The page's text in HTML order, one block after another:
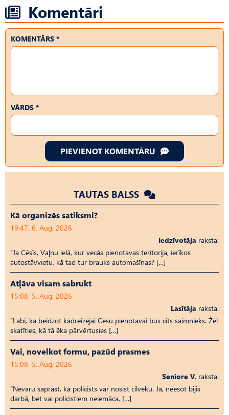
Komentāri
KOMENTĀRS *
VĀRDS *
PIEVIENOT KOMENTĀRU
TAUTAS BALSS
Kā organizēs satiksmi?
19:47, 6. Aug, 2026
Iedzīvotāja raksta:
“Ja Cēsīs, Vaļņu ielā, kur vecās pienotavas teritorija, ierīkos
autostāvvietu, kā tad tur brauks automašīnas? […]
Atļāva visam sabrukt
15:08, 5. Aug, 2026
Lasītāja raksta:
“Labi, ka beidzot kādreizējai Cēsu pienotavai būs cits saimnieks. Žēl
skatīties, kā tā ēka pārvērtusies […]
Vai, novelkot formu, pazūd prasmes
15:08, 5. Aug, 2026
Seniore V. raksta:
“Nevaru saprast, kā policists var nosist cilvēku. Jā, neesot bijis
darbā, bet vai policistiem neiemāca, […]